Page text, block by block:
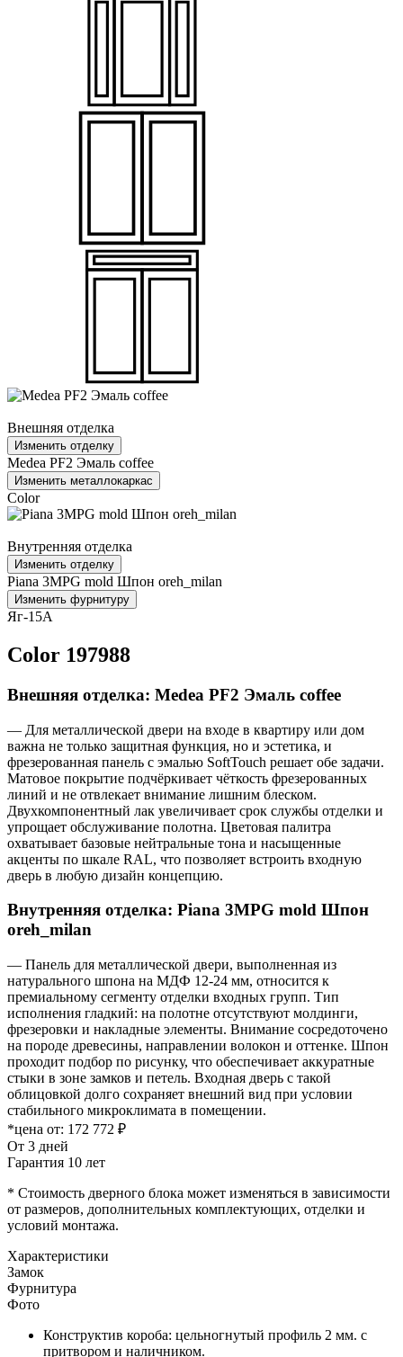
Внешняя отделка
Изменить отделку
Medea PF2 Эмаль coffee
Изменить металлокаркас
Color
Внутренняя отделка
Изменить отделку
Piana 3MPG mold Шпон oreh_milan
Изменить фурнитуру
Яг-15А
Color 197988
Внешняя отделка: Medea PF2 Эмаль coffee
— Для металлической двери на входе в квартиру или дом
важна не только защитная функция, но и эстетика, и
фрезерованная панель с эмалью SoftTouch решает обе задачи.
Матовое покрытие подчёркивает чёткость фрезерованных
линий и не отвлекает внимание лишним блеском.
Двухкомпонентный лак увеличивает срок службы отделки и
упрощает обслуживание полотна. Цветовая палитра
охватывает базовые нейтральные тона и насыщенные
акценты по шкале RAL, что позволяет встроить входную
дверь в любую дизайн концепцию.
Внутренняя отделка: Piana 3MPG mold Шпон
oreh_milan
— Панель для металлической двери, выполненная из
натурального шпона на МДФ 12-24 мм, относится к
премиальному сегменту отделки входных групп. Тип
исполнения гладкий: на полотне отсутствуют молдинги,
фрезеровки и накладные элементы. Внимание сосредоточено
на породе древесины, направлении волокон и оттенке. Шпон
проходит подбор по рисунку, что обеспечивает аккуратные
стыки в зоне замков и петель. Входная дверь с такой
облицовкой долго сохраняет внешний вид при условии
стабильного микроклимата в помещении.
*цена от: 172 772 ₽
От 3 дней
Гарантия 10 лет
* Стоимость дверного блока может изменяться в зависимости
от размеров, дополнительных комплектующих, отделки и
условий монтажа.
Характеристики
Замок
Фурнитура
Фото
Конструктив короба: цельногнутый профиль 2 мм. с
притвором и наличником.